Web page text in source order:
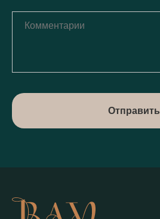
Отправить